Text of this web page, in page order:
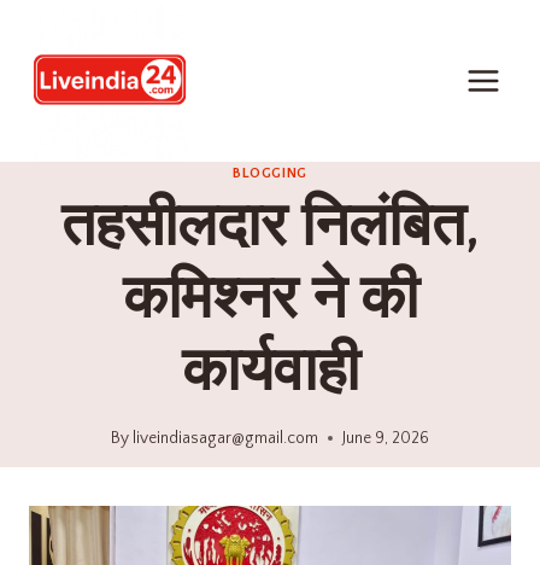
BLOGGING
तहसीलदार निलंबित,
कमिश्नर ने की
कार्यवाही
By liveindiasagar@gmail.com June 9, 2026